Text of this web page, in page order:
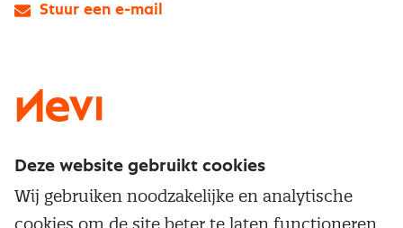
Service & contact
Stuur een e-mail
Deze website gebruikt cookies
Wij gebruiken noodzakelijke en analytische